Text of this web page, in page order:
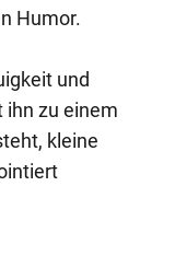
Humor.
und
zu einem
kleine